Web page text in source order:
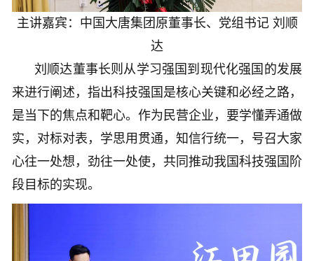
主讲嘉宾：中国大唐集团原董事长、党组书记 刘顺
达
刘顺达董事长则从学习强国到现代化强国的发展
来进行阐述，指出科技强国是核心关键和必经之路，
是当下的焦点和靶心。作为民营企业，要学懂弄通做
实，对标对表，学思用贯通，知信行统一，号召大家
心往一处想，劲往一处使，共同推动我国科技强国阶
段目标的实现。